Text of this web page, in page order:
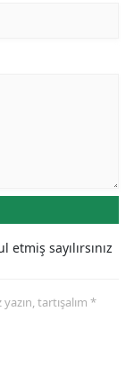
etmiş sayılırsınız
tartışalım *